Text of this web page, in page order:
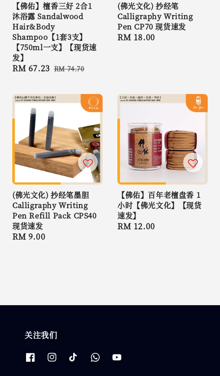
【佛佑】檀香三好 2合1
沐浴露 Sandalwood
Hair&Body
Shampoo【1套3支】
【750ml一支】【现货速
发】
Sale
RM 67.23 Regular
RM 74.70
(佛光文化) 抄经笔
Calligraphy Writing
Pen CP70 现货速发
Regular
RM 18.00
(佛光文化) 抄经笔墨胆
Calligraphy Writing
Pen Refill Pack CPS40
现货速发
Regular
RM 9.00
【佛佑】百年老檀盘香 1
小时【佛光文化】【现货
速发】
Regular
RM 12.00
关注我们